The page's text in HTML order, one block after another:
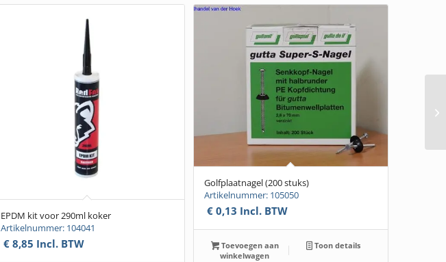
EPDM kit voor 290ml koker
Artikelnummer: 104041
€8,85 Incl. BTW
Golfplaatnagel (200 stuks)
Artikelnummer: 105050
€0,13 Incl. BTW
Toevoegen aan
winkelwagen
Toon details